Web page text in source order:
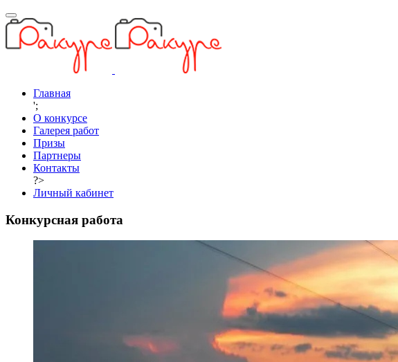
Главная
';
О конкурсе
Галерея работ
Призы
Партнеры
Контакты
?>
Личный кабинет
Конкурсная работа